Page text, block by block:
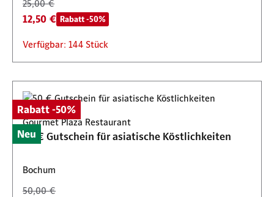
25,00 €
12,50 € Rabatt -50%
Verfügbar: 144 Stück
Rabatt -50%
Neu
Gourmet Plaza Restaurant
50 € Gutschein für asiatische Köstlichkeiten
Bochum
50,00 €